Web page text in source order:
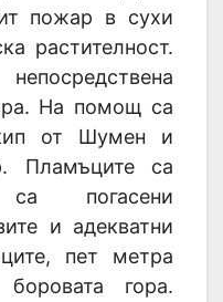
пожар в сухи
растителност.
На помощ са
от Шумен и
Пламъците са
погасени
и адекватни
пет метра
гора.